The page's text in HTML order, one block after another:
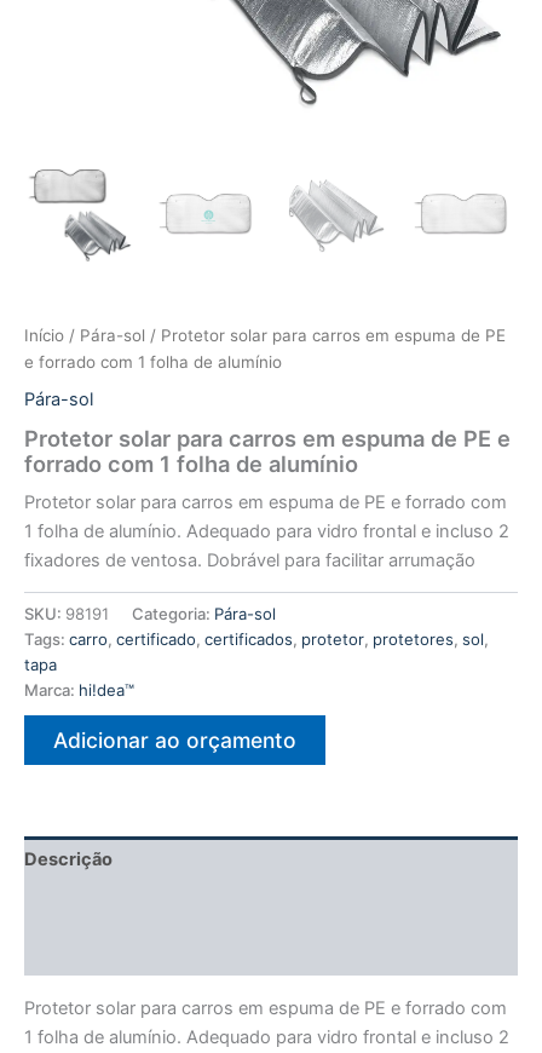
Início / Pára-sol / Protetor solar para carros em espuma de PE
e forrado com 1 folha de alumínio
Pára-sol
Protetor solar para carros em espuma de PE e
forrado com 1 folha de alumínio
Protetor solar para carros em espuma de PE e forrado com
1 folha de alumínio. Adequado para vidro frontal e incluso 2
fixadores de ventosa. Dobrável para facilitar arrumação
SKU: 98191 Categoria: Pára-sol
Tags: carro, certificado, certificados, protetor, protetores, sol,
tapa
Marca: hi!dea™
Adicionar ao orçamento
Descrição
Protetor solar para carros em espuma de PE e forrado com
1 folha de alumínio. Adequado para vidro frontal e incluso 2